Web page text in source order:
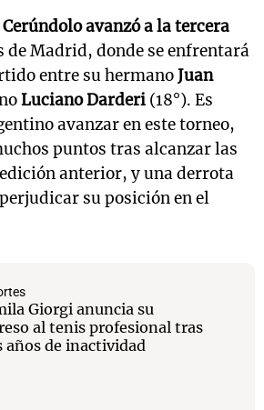
Cerúndolo avanzó a la tercera
de Madrid, donde se enfrentará
entre su hermanoJuan
Luciano Darderi (18°). Es
avanzar en este torneo,
puntos tras alcanzar las
anterior, y una derrota
su posición en el
Giorgi anuncia su
al tenis profesional tras
años de inactividad